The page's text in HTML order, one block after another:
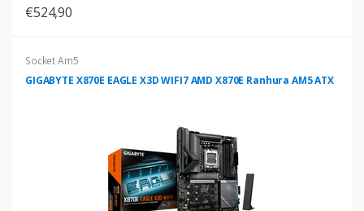
€524,90
Socket Am5
GIGABYTE X870E EAGLE X3D WIFI7 AMD X870E Ranhura AM5 ATX